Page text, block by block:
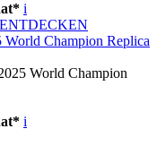
i
Champion Replica
World Champion
i